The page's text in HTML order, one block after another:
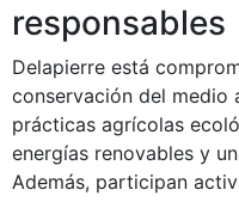
responsables
Delapierre está
conservación del medio
prácticas agrícolas
energías renovables y
Además, participan